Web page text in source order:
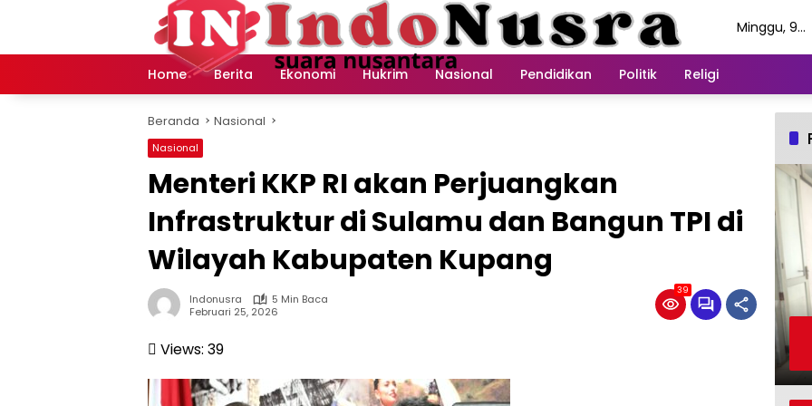
Minggu, 9
Home
Berita Ekonomi Hukrim Nasional Pendidikan Politik Religi
Beranda Nasional
Nasional
Menteri KKP RI akan Perjuangkan
Infrastruktur di Sulamu dan Bangun TPI di
Wilayah Kabupaten Kupang
Indonusra
5 Min Baca
Februari 25, 2026
39
Views: 39